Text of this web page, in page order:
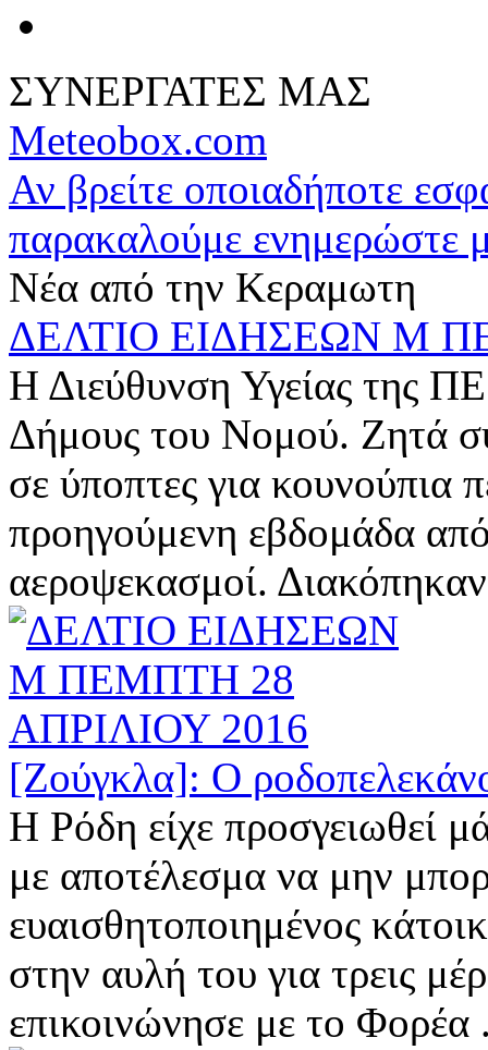
ΣΥΝΕΡΓΑΤΕΣ ΜΑΣ
Meteobox.com
Αν βρείτε οποιαδήποτε
παρακαλούμε ενημερώστε
Νέα από την Κεραμωτη
ΔΕΛΤΙΟ ΕΙΔΗΣΕΩΝ Μ
Η Διεύθυνση Υγείας της
Δήμους του Νομού. Ζητά
σε ύποπτες για κουνούπια
προηγούμενη εβδομάδα
αεροψεκασμοί.
[Ζούγκλα]: Ο
Η Ρόδη είχε προσγειωθεί
με αποτέλεσμα να μην
ευαισθητοποιημένος
στην αυλή του για τρεις
επικοινώνησε με το Φορέα